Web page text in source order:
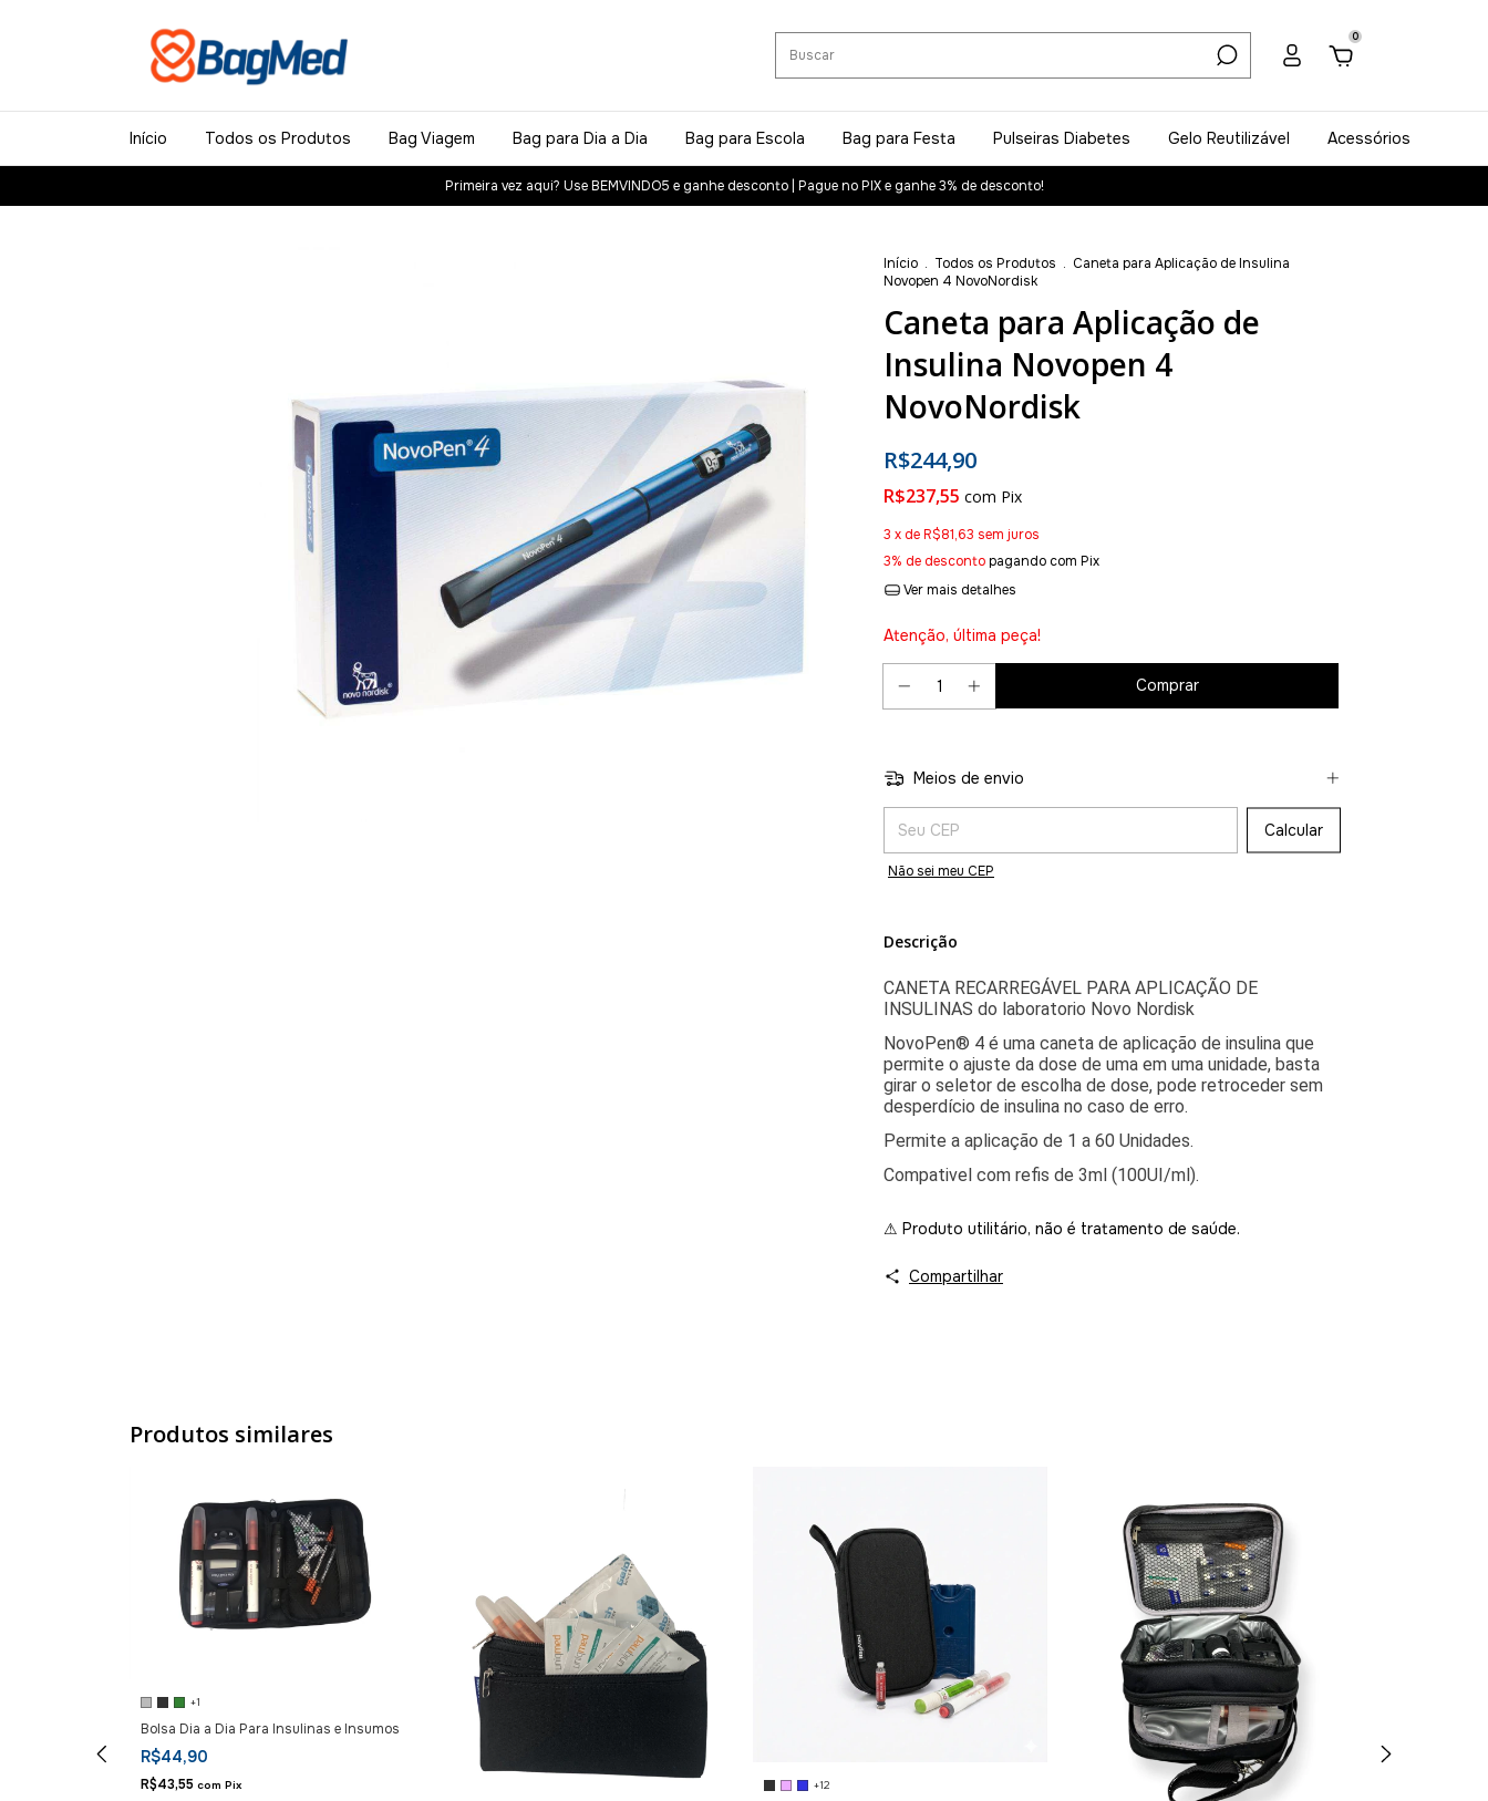
0
Início Todos os Produtos Bag Viagem Bag para Dia a Dia Bag para Escola Bag para Festa Pulseiras Diabetes Gelo Reutilizável Acessórios
Primeira vez aqui? Use BEMVINDO5 e ganhe desconto | Pague no PIX e ganhe 3% de desconto!
Início . Todos os Produtos . Caneta para Aplicação de Insulina
Novopen 4 NovoNordisk
Caneta para Aplicação de
Insulina Novopen 4
NovoNordisk
R$244,90
R$237,55 com Pix
3 x deR$81,63 sem juros
3% de descontopagando com Pix
Ver mais detalhes
Atenção, última peça!
Meios de envio
Entregas para o CEP:
Calcular
Não sei meu CEP
Descrição
CANETA RECARREGÁVEL PARA APLICAÇÃO DE
INSULINAS do laboratorio Novo Nordisk
NovoPen® 4 é uma caneta de aplicação de insulina que
permite o ajuste da dose de uma em uma unidade, basta
girar o seletor de escolha de dose, pode retroceder sem
desperdício de insulina no caso de erro.
Permite a aplicação de 1 a 60 Unidades.
Compativel com refis de 3ml (100UI/ml).
⚠ Produto utilitário, não é tratamento de saúde.
Compartilhar
Produtos similares
+1
Bolsa Dia a Dia Para Insulinas e Insumos
R$44,90
R$43,55 com Pix +12